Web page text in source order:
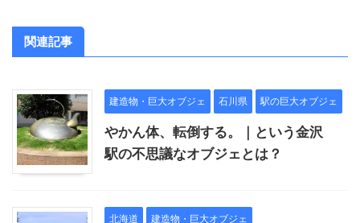
関連記事
建造物・巨大オブジェ 石川県 駅の巨大オブジェ
やかん体、転倒する。｜という金沢
駅の不思議なオブジェとは？
北海道 建造物・巨大オブジェ